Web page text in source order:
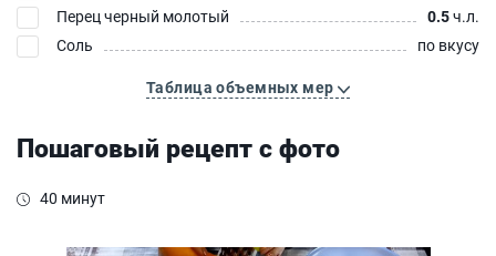
Перец черный молотый
0.5ч.л.
Соль
по вкусу
Таблица объемных мер
Пошаговый рецепт с фото
40 минут